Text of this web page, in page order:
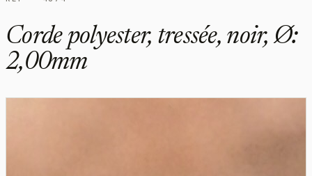
Corde polyester, tressée, noir, Ø:
2,00mm